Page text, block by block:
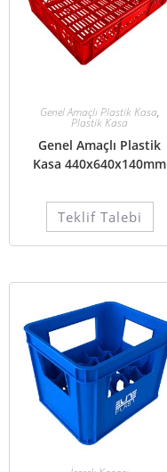
Genel Amaçlı Plastik Kasa,
Plastik Kasa
Genel Amaçlı Plastik
Kasa 440x640x140mm
Teklif Talebi